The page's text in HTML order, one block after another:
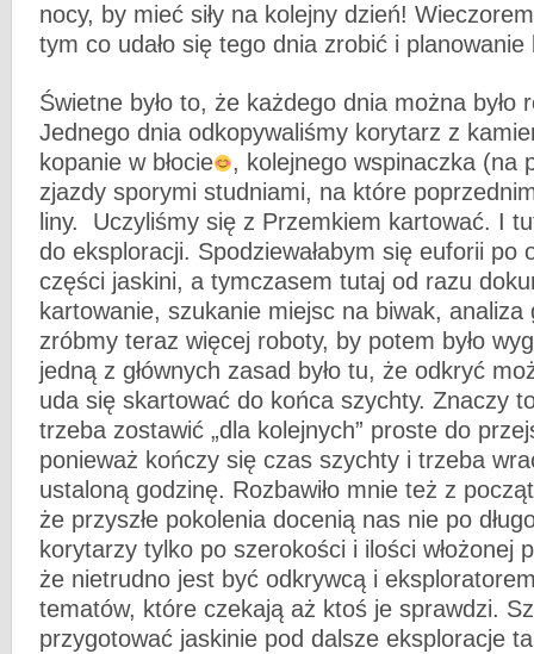
nocy, by mieć siły na kolejny dzień!
tym co udało się tego dnia zrobić i planowanie
Świetne było to, że każdego dnia można było
Jednego dnia odkopywaliśmy korytarz z
kopanie w błocie
, kolejnego wspinaczka (na
zjazdy sporymi studniami, na które
liny. Uczyliśmy się z Przemkiem kartować. I
do eksploracji. Spodziewałabym się euforii po
części jaskini, a tymczasem tutaj od razu
kartowanie, szukanie miejsc na biwak, analiza
zróbmy teraz więcej roboty, by potem było
jedną z głównych zasad było tu, że odkryć
uda się skartować do końca szychty. Znaczy
trzeba zostawić „dla kolejnych” proste do
ponieważ kończy się czas szychty i trzeba
ustaloną godzinę. Rozbawiło mnie też z
że przyszłe pokolenia docenią nas nie po
korytarzy tylko po szerokości i ilości włożonej
że nietrudno jest być odkrywcą i
tematów, które czekają aż ktoś je sprawdzi.
przygotować jaskinie pod dalsze eksploracje